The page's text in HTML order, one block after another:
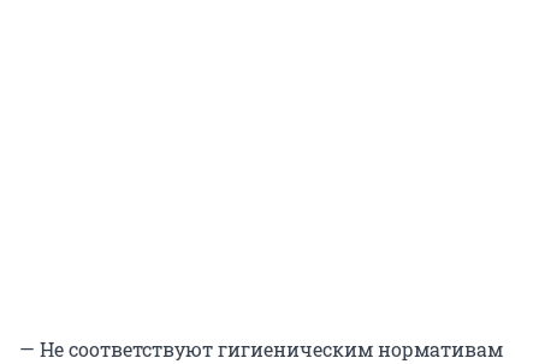
— Не соответствуют гигиеническим нормативам